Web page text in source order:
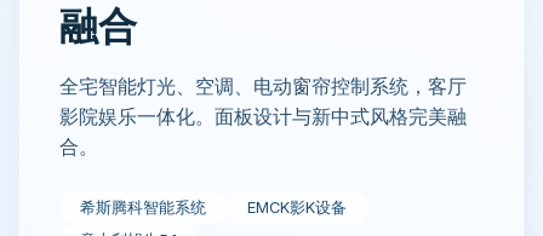
融合
全宅智能灯光、空调、电动窗帘控制系统，客厅
影院娱乐一体化。面板设计与新中式风格完美融
合。
希斯腾科智能系统
EMCK影K设备